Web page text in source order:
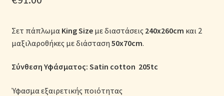
Ολοκλήρωση παραγγελίας
Όροι Χρήσης
Παιδικά Λευκά Είδη
Σετ πάπλωμα King Sizeμε διαστάσεις 240x260cm και 2
μαξιλαροθήκες με διάσταση 50x70cm.
Σύνθεση Υφάσματος: Satin cotton 205tc
Ύφασμα εξαιρετικής ποιότητας